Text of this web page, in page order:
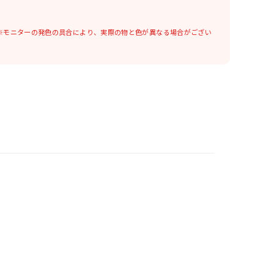
ニターの発色の具合により、実際の物と色が異なる場合がござい